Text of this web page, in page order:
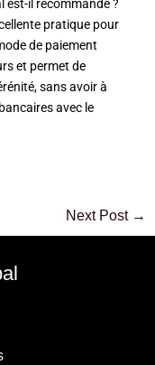
est-il recommandé ?
pratique pour
de paiement
et permet de
sans avoir à
avec le
Next Post →